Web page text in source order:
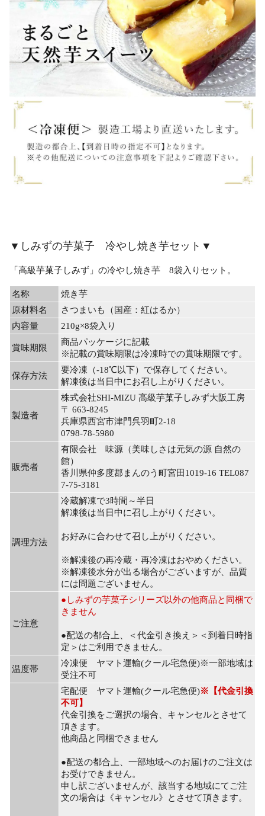
▼しみずの芋菓子 冷やし焼き芋セット▼
「高級芋菓子しみず」の冷やし焼き芋 8袋入りセット。
名称
焼き芋
原材料名
さつまいも（国産：紅はるか）
内容量
210g×8袋入り
賞味期限
商品パッケージに記載
※記載の賞味期限は冷凍時での賞味期限です。
保存方法
要冷凍（-18℃以下）で保存してください。
解凍後は当日中にお召し上がりください。
製造者
株式会社SHI-MIZU 高級芋菓子しみず大阪工房
〒 663-8245
兵庫県西宮市津門呉羽町2-18
0798-78-5980
販売者
有限会社 味源（美味しさは元気の源 自然の
館）
香川県仲多度郡まんのう町宮田1019-16 TEL087
7-75-3181
調理方法
冷蔵解凍で3時間～半日
解凍後は当日中に召し上がりください。
お好みに合わせて召し上がりください。
※解凍後の再冷蔵・再冷凍はおやめください。
※解凍後水分が出る場合がございますが、品質
には問題ございません。
ご注意
●しみずの芋菓子シリーズ以外の他商品と同梱で
きません
●配送の都合上、＜代金引き換え＞＜到着日時指
定＞はご利用できません。
温度帯
冷凍便 ヤマト運輸(クール宅急便)※一部地域は
受注不可
宅配便 ヤマト運輸(クール宅急便)※【代金引換
不可】
代金引換をご選択の場合、キャンセルとさせて
頂きます。
他商品と同梱できません
●配送の都合上、一部地域へのお届けのご注文は
お受けできません。
申し訳ございませんが、該当する地域にてご注
文の場合は《キャンセル》とさせて頂きます。